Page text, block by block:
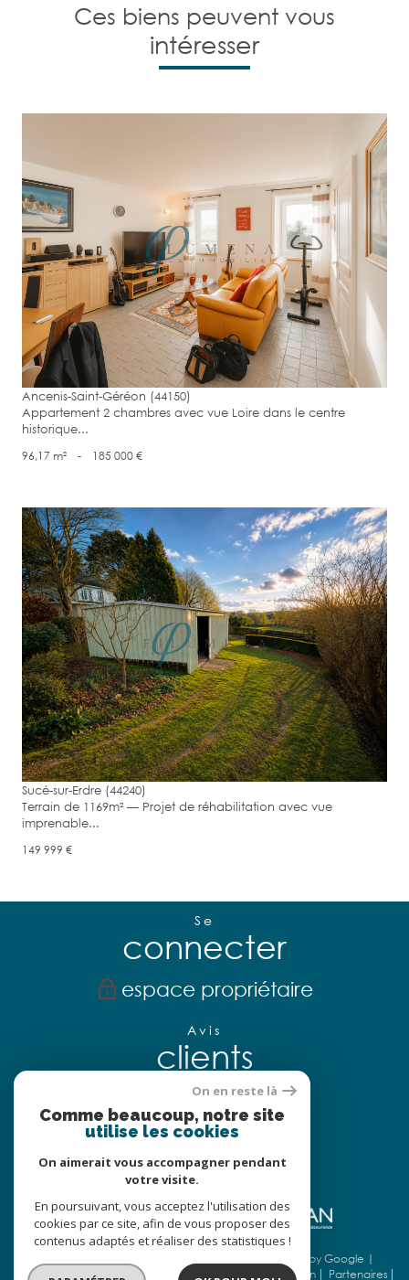
Ces biens peuvent vous
intéresser
voir le bien
Ancenis-Saint-Géréon (44150)
Appartement 2 chambres avec vue Loire dans le centre
historique...
96,17 m²
- 185 000 €
voir le bien
Sucé-sur-Erdre (44240)
Terrain de 1169m² — Projet de réhabilitation avec vue
imprenable...
149 999 €
Se
connecter
espace propriétaire
Avis
clients
adhérons
© 2026 | Tous droits réservés | Traduction powered by Google |
Nos honoraires
Plan du site Mentions légales Admin Partenaires
On en reste là
Comme beaucoup, notre site
utilise les cookies
On aimerait vous accompagner pendant
votre visite.
En poursuivant, vous acceptez l'utilisation des
cookies par ce site, afin de vous proposer des
contenus adaptés et réaliser des statistiques !